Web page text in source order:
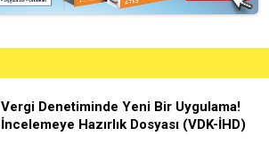
Vergi Denetiminde Yeni Bir Uygulama!
İncelemeye Hazırlık Dosyası (VDK-İHD)